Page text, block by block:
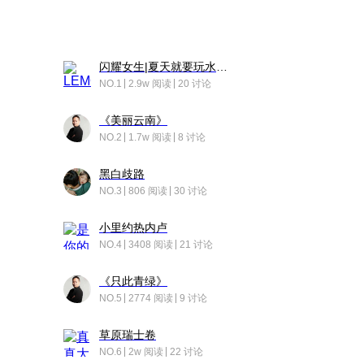
NO.1 2.9w 阅读 20 讨论
《美丽云南》
NO.2 1.7w 阅读 8 讨论
黑白歧路
NO.3 806 阅读 30 讨论
小里约热内卢
NO.4 3408 阅读 21 讨论
《只此青绿》
NO.5 2774 阅读 9 讨论
草原瑞士卷
NO.6 2w 阅读 22 讨论